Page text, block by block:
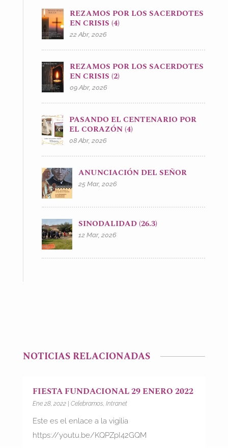
REZAMOS POR LOS SACERDOTES
EN CRISIS (4)
22 Abr, 2026
REZAMOS POR LOS SACERDOTES
EN CRISIS (2)
09 Abr, 2026
PASANDO EL CENTENARIO POR
EL CORAZÓN (4)
08 Abr, 2026
ANUNCIACIÓN DEL SEÑOR
25 Mar, 2026
SINODALIDAD (26.3)
12 Mar, 2026
NOTICIAS RELACIONADAS
FIESTA FUNDACIONAL 29 ENERO 2022
Ene 28, 2022| Celebramos Intranet
Este es el enlace a la vigilia
https://youtu.be/KQPZpI42GQM